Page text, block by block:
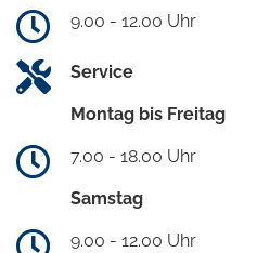
9.00 - 12.00 Uhr
Service
Montag bis Freitag
7.00 - 18.00 Uhr
Samstag
9.00 - 12.00 Uhr